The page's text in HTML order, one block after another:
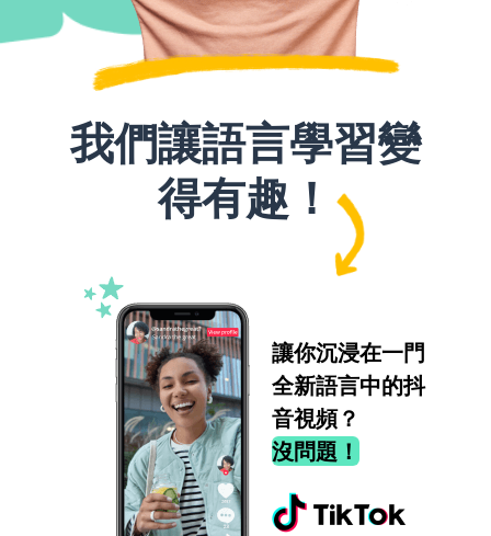
我們讓語言學習變
得有趣！
讓你沉浸在一門
全新語言中的抖
音視頻？
沒問題！